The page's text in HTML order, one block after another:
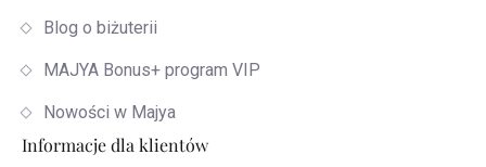
Blog o biżuterii
MAJYA Bonus+ program VIP
Nowości w Majya
Informacje dla klientów